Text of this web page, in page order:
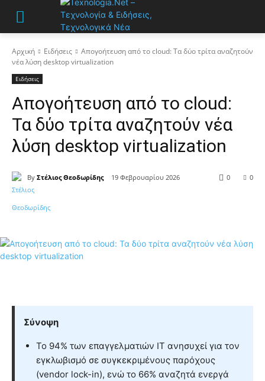
Αρχική Ειδήσεις
Απογοήτευση από το cloud: Τα δύο τρίτα αναζητούν
νέα λύση desktop virtualization
Ειδήσεις
Απογοήτευση από το cloud:
Τα δύο τρίτα αναζητούν νέα
λύση desktop virtualization
By Στέλιος Θεοδωρίδης 19 Φεβρουαρίου 2026 0
0
Σύνοψη
Το 94% των επαγγελματιών IT ανησυχεί για τον
εγκλωβισμό σε συγκεκριμένους παρόχους
(vendor lock-in), ενώ το 66% αναζητά ενεργά